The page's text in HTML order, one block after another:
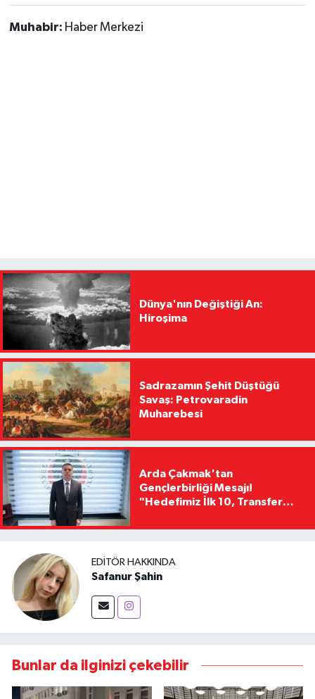
Muhabir: Haber Merkezi
Dünya'nın Değiştiği An:
Hiroşima
Sadrazamın Şehit Düştüğü
Savaş: Petrovaradin
Muharebesi
Arda Çakmak'tan
Gençlerbirliği Mesajı!
"Hedefimiz İlk 10, Transfer
Kaldıracağız"
EDITÖR HAKKINDA
Safanur Şahin
Bunlar da ilginizi çekebilir